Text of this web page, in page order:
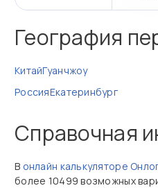
География
КитайГуанчжоу
РоссияЕкатеринбург
Справочная
В онлайн калькуляторе
более 10499 возможных